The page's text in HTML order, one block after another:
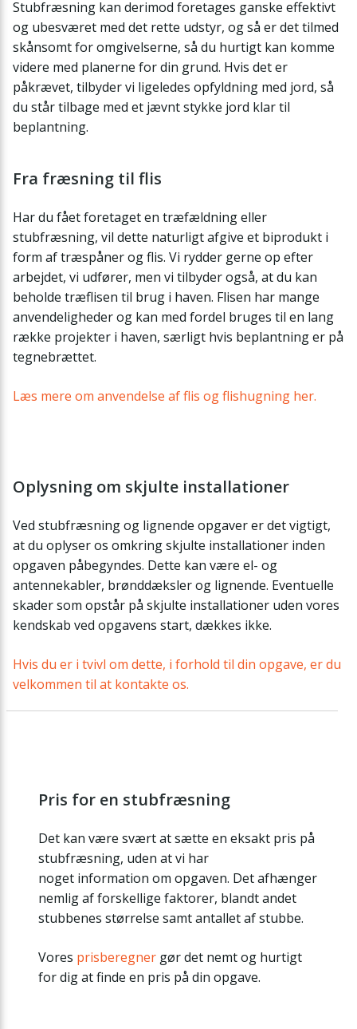
Stubfræsning kan derimod foretages ganske effektivt
og ubesværet med det rette udstyr, og så er det tilmed
skånsomt for omgivelserne, så du hurtigt kan komme
videre med planerne for din grund. Hvis det er
påkrævet, tilbyder vi ligeledes opfyldning med jord, så
du står tilbage med et jævnt stykke jord klar til
beplantning.
Fra fræsning til flis
Har du fået foretaget en træfældning eller
stubfræsning, vil dette naturligt afgive et biprodukt i
form af træspåner og flis. Vi rydder gerne op efter
arbejdet, vi udfører, men vi tilbyder også, at du kan
beholde træflisen til brug i haven. Flisen har mange
anvendeligheder og kan med fordel bruges til en lang
række projekter i haven, særligt hvis beplantning er på
tegnebrættet.
Læs mere om anvendelse af flis og flishugning her.
Oplysning om skjulte installationer
Ved stubfræsning og lignende opgaver er det vigtigt,
at du oplyser os omkring skjulte installationer inden
opgaven påbegyndes. Dette kan være el- og
antennekabler, brønddæksler og lignende. Eventuelle
skader som opstår på skjulte installationer uden vores
kendskab ved opgavens start, dækkes ikke.
Hvis du er i tvivl om dette, i forhold til din opgave, er du
velkommen til at kontakte os.
Pris for en stubfræsning
Det kan være svært at sætte en eksakt pris på
stubfræsning, uden at vi har
noget information om opgaven. Det afhænger
nemlig af forskellige faktorer, blandt andet
stubbenes størrelse samt antallet af stubbe.
Vores prisberegner gør det nemt og hurtigt
for dig at finde en pris på din opgave.